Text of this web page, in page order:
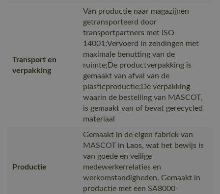
Transport en
verpakking
Van productie naar magazijnen
getransporteerd door
transportpartners met ISO
14001;Vervoerd in zendingen met
maximale benutting van de
ruimte;De productverpakking is
gemaakt van afval van de
plasticproductie;De verpakking
waarin de bestelling van MASCOT,
is gemaakt van of bevat gerecycled
materiaal
Productie
Gemaakt in de eigen fabriek van
MASCOT in Laos, wat het bewijs is
van goede en veilige
medewerkerrelaties en
werkomstandigheden, Gemaakt in
productie met een SA8000-